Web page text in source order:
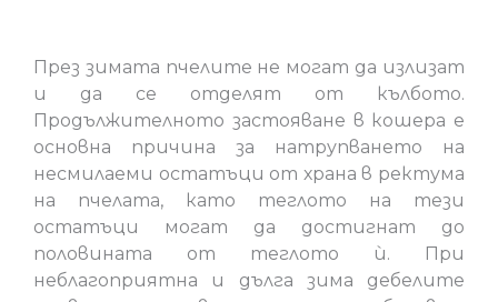
През зимата пчелите не могат да излизат
и да се отделят от кълбото.
Продължителното застояване в кошера е
основна причина за натрупването на
несмилаеми остатъци от храна в ректума
на пчелата, като теглото на тези
остатъци могат да достигнат до
половината от теглото ѝ. При
неблагоприятна и дълга зима дебелите